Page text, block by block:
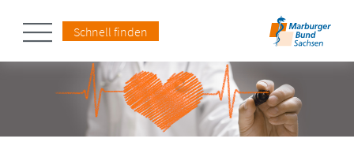
Schnell finden